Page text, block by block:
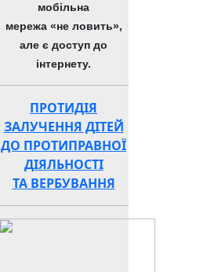
мобільна
мережа «не ловить»,
але є доступ до
інтернету.
ПРОТИДІЯ
ЗАЛУЧЕННЯ ДІТЕЙ
ДО ПРОТИПРАВНОЇ
ДІЯЛЬНОСТІ
ТА ВЕРБУВАННЯ